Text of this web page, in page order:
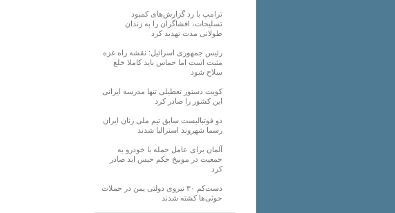
ترامپ با رد گزارش‌های کمبود
تسلیحات، افشاگران را به زندان
طولانی مدت تهدید کرد
رئیس‌ جمهوری اسرائیل: نقشه راه غزه
مثبت است اما حماس باید کاملا خلع
سلاح شود
کویت دستور تعطیلی تنها مدرسه ایرانی
این کشور را صادر کرد
دو فوتبالیست سابق تیم ملی زنان ایران
رسما شهروند استرالیا شدند
آلمان برای عامل حمله با خودرو به
جمعیت در مونیخ حکم حبس ابد صادر
کرد
دست‌کم ۳۰ نیروی دولتی یمن در حملات
حوثی‌ها کشته شدند